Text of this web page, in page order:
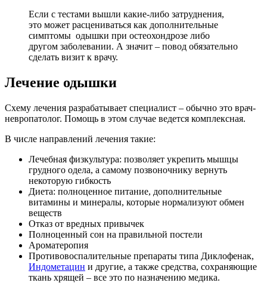
Если с тестами вышли какие-либо затруднения,
это может расцениваться как дополнительные
симптомы одышки при остеохондрозе либо
другом заболевании. А значит – повод обязательно
сделать визит к врачу.
Лечение одышки
Схему лечения разрабатывает специалист – обычно это врач-
невропатолог. Помощь в этом случае ведется комплексная.
В числе направлений лечения такие:
Лечебная физкультура: позволяет укрепить мышцы
грудного одела, а самому позвоночнику вернуть
некоторую гибкость
Диета: полноценное питание, дополнительные
витамины и минералы, которые нормализуют обмен
веществ
Отказ от вредных привычек
Полноценный сон на правильной постели
Ароматеропия
Противовоспалительные препараты типа Диклофенак,
Индометацин и другие, а также средства, сохраняющие
ткань хрящей – все это по назначению медика.